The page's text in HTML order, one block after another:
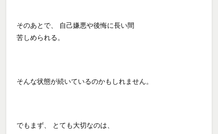
そのあとで、 自己嫌悪や後悔に長い間
苦しめられる。
そんな状態が続いているのかもしれません。
でもまず、 とても大切なのは、